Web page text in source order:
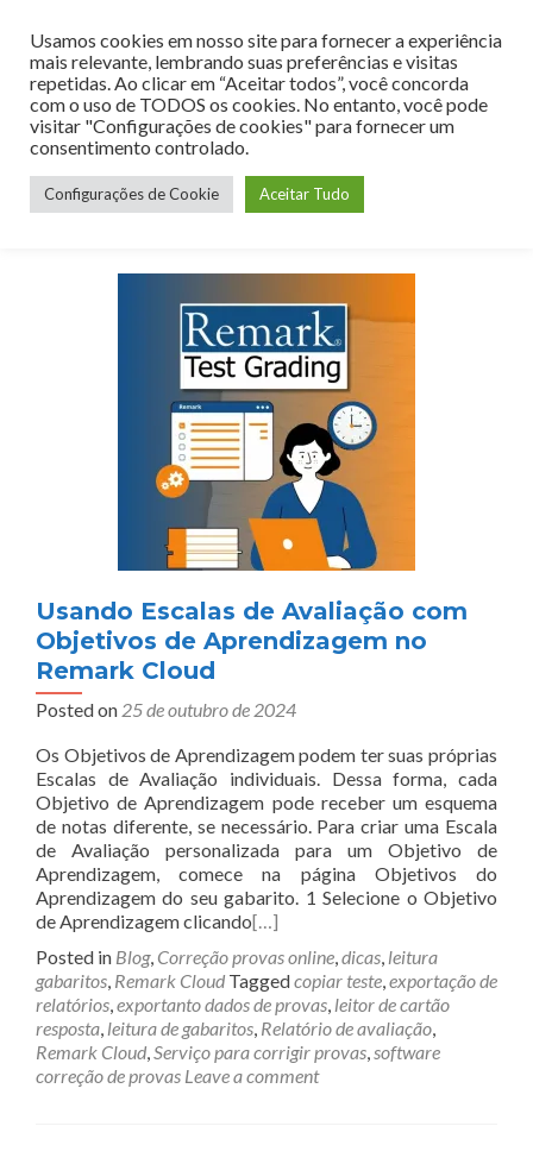
MENU
Mês:outubro 2024
Usando Escalas de Avaliação com
Objetivos de Aprendizagem no
Remark Cloud
Posted on 25 de outubro de 2024
Os Objetivos de Aprendizagem podem ter suas próprias
Escalas de Avaliação individuais. Dessa forma, cada
Objetivo de Aprendizagem pode receber um esquema
de notas diferente, se necessário. Para criar uma Escala
de Avaliação personalizada para um Objetivo de
Aprendizagem, comece na página Objetivos do
Aprendizagem do seu gabarito. 1 Selecione o Objetivo
de Aprendizagem clicando[…]
Posted in Blog, Correção provas online,dicas, leitura
gabaritos, Remark Cloud Taggedcopiar teste,exportação de
relatórios,exportanto dados de provas, leitor de cartão
resposta, leitura de gabaritos, Relatório de avaliação,
Remark Cloud,Serviço para corrigir provas,software
correção de provas Leave a comment
Usamos cookies em nosso site para fornecer a experiência
mais relevante, lembrando suas preferências e visitas
repetidas. Ao clicar em “Aceitar todos”, você concorda
com o uso de TODOS os cookies. No entanto, você pode
visitar "Configurações de cookies" para fornecer um
consentimento controlado.
Configurações de Cookie Aceitar Tudo